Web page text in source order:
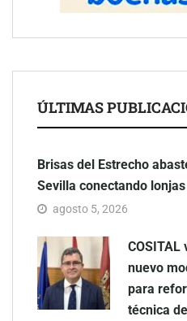
ÚLTIMAS
Brisas del Estrecho
Sevilla conectando
agosto 5, 2026
nuevo
para
técnica